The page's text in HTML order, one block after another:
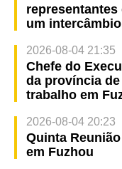
representantes
um intercâmbio
2026-08-04 21:35
Chefe do
da província
trabalho em
2026-08-04 20:23
Quinta
em Fuzhou